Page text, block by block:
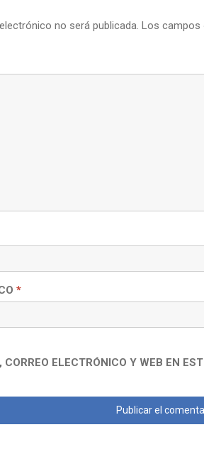
no será publicada. Los campos
*
CORREO ELECTRÓNICO Y WEB EN